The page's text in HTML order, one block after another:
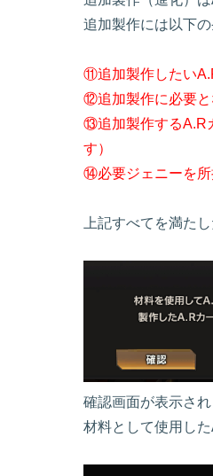
追加製作には以下
⑪追加製作したい
⑫追加製作に必要と
⑬追加製作するA.R
す）
⑭必要ジェニーを所
上記すべてを満たし
確認画面が表示さ
材料として使用し